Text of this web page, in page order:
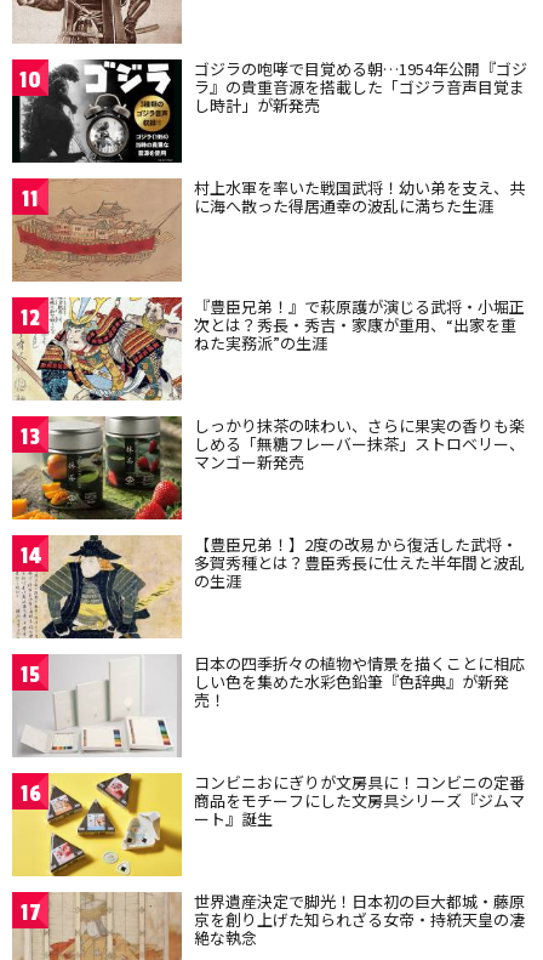
10 ゴジラの咆哮で目覚める朝…1954年公開『ゴジ
ラ』の貴重音源を搭載した「ゴジラ音声目覚ま
し時計」が新発売
11 村上水軍を率いた戦国武将！幼い弟を支え、共
に海へ散った得居通幸の波乱に満ちた生涯
12 『豊臣兄弟！』で萩原護が演じる武将・小堀正
次とは？秀長・秀吉・家康が重用、“出家を重
ねた実務派”の生涯
13 しっかり抹茶の味わい、さらに果実の香りも楽
しめる「無糖フレーバー抹茶」ストロベリー、
マンゴー新発売
14 【豊臣兄弟！】2度の改易から復活した武将・
多賀秀種とは？豊臣秀長に仕えた半年間と波乱
の生涯
15 日本の四季折々の植物や情景を描くことに相応
しい色を集めた水彩色鉛筆『色辞典』が新発
売！
16 コンビニおにぎりが文房具に！コンビニの定番
商品をモチーフにした文房具シリーズ『ジムマ
ート』誕生
17 世界遺産決定で脚光！日本初の巨大都城・藤原
京を創り上げた知られざる女帝・持統天皇の凄
絶な執念